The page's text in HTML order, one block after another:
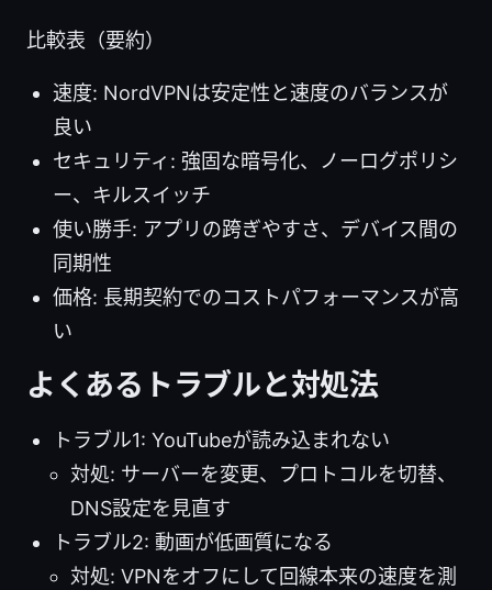
比較表（要約）
速度: NordVPNは安定性と速度のバランスが
良い
セキュリティ: 強固な暗号化、ノーログポリシ
ー、キルスイッチ
使い勝手: アプリの跨ぎやすさ、デバイス間の
同期性
価格: 長期契約でのコストパフォーマンスが高
い
よくあるトラブルと対処法
トラブル1: YouTubeが読み込まれない
対処: サーバーを変更、プロトコルを切替、
DNS設定を見直す
トラブル2: 動画が低画質になる
対処: VPNをオフにして回線本来の速度を測